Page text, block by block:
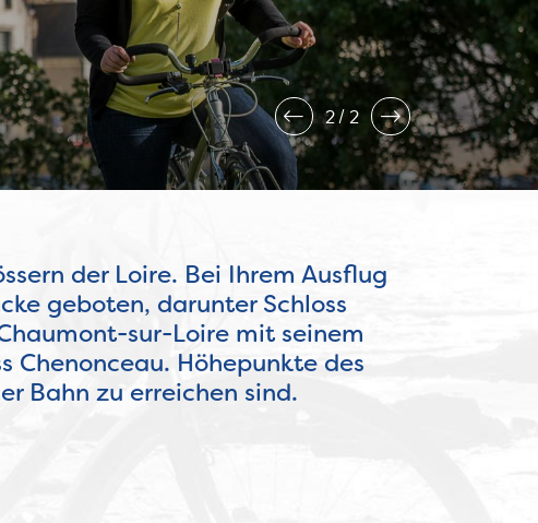
2 2
der Loire. Bei Ihrem Ausflug
geboten, darunter Schloss
sur-Loire mit seinem
Chenonceau. Höhepunkte des
Bahn zu erreichen sind.